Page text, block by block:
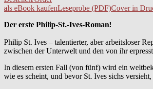
als eBook kaufenLeseprobe (PDF)Cover in
Der erste Philip-St.-Ives-Roman!
Philip St. Ives – talentierter, aber arbeitsloser
zwischen der Unterwelt und den von ihr
In diesem ersten Fall (von fünf) wird ein
wie es scheint, und bevor St. Ives sichs